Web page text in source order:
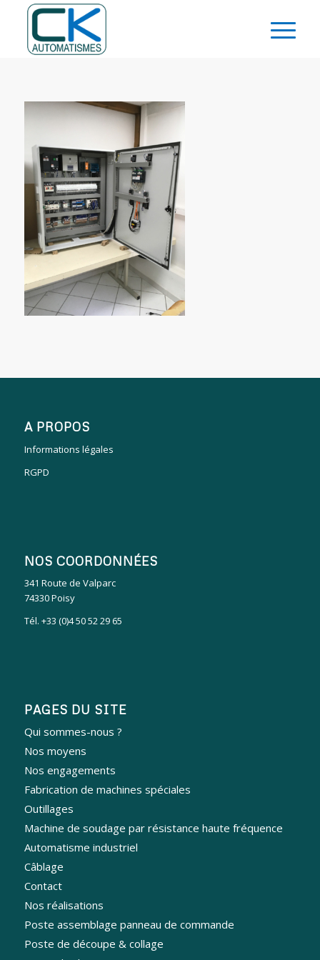
A PROPOS
Informations légales
RGPD
NOS COORDONNÉES
341 Route de Valparc
74330 Poisy
Tél. +33 (0)4 50 52 29 65
PAGES DU SITE
Qui sommes-nous ?
Nos moyens
Nos engagements
Fabrication de machines spéciales
Outillages
Machine de soudage par résistance haute fréquence
Automatisme industriel
Câblage
Contact
Nos réalisations
Poste assemblage panneau de commande
Poste de découpe & collage